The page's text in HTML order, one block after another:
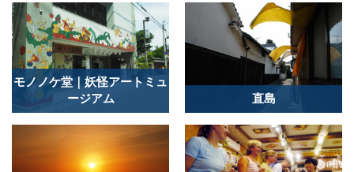
モノノケ堂｜妖怪アートミュ
ージアム
直島